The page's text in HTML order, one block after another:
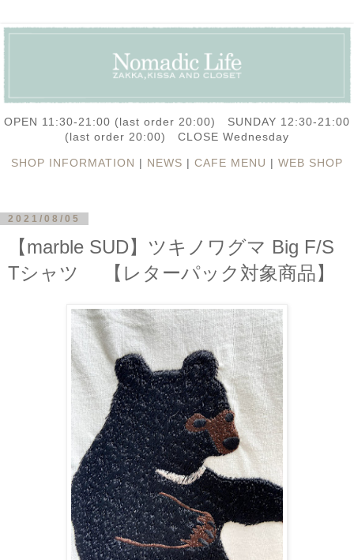
OPEN 11:30-21:00 (last order 20:00) SUNDAY 12:30-21:00
(last order 20:00) CLOSE Wednesday
SHOP INFORMATION | NEWS | CAFE MENU | WEB SHOP
2021/08/05
【marble SUD】ツキノワグマ Big F/S
Tシャツ 【レターパック対象商品】